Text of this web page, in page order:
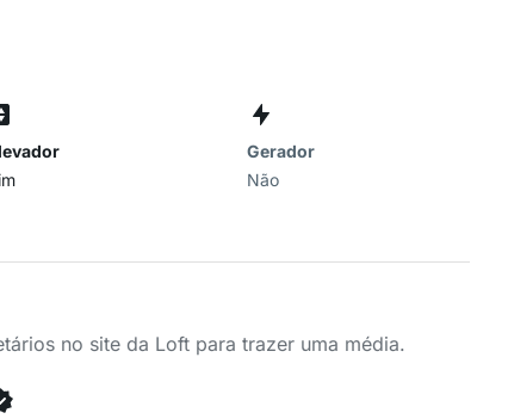
Gerador
Não
no site da Loft para trazer uma média.